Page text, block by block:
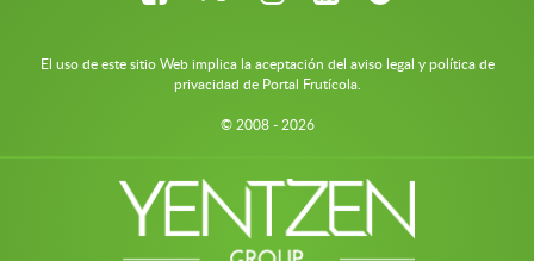
El uso de este sitio Web implica la aceptación del aviso legal y política de
privacidad de Portal Frutícola.
© 2008 - 2026